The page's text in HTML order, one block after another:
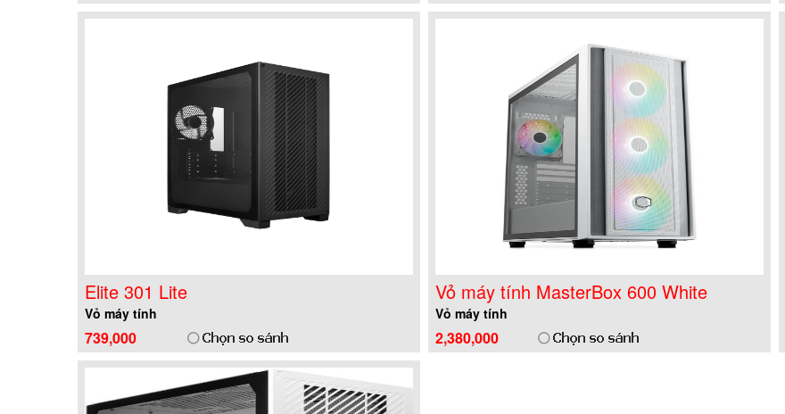
Elite 301 Lite
Vỏ máy tính
739,000
Vỏ máy tính MasterBox 600 White
Vỏ máy tính
2,380,000